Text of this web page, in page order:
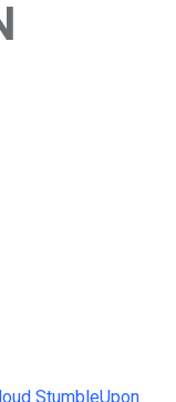
StumbleUpon